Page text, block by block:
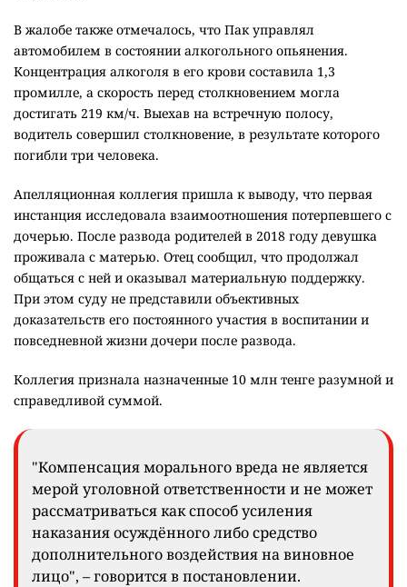
В жалобе также отмечалось, что Пак управлял
автомобилем в состоянии алкогольного опьянения.
Концентрация алкоголя в его крови составила 1,3
промилле, а скорость перед столкновением могла
достигать 219 км/ч. Выехав на встречную полосу,
водитель совершил столкновение, в результате которого
погибли три человека.
Апелляционная коллегия пришла к выводу, что первая
инстанция исследовала взаимоотношения потерпевшего с
дочерью. После развода родителей в 2018 году девушка
проживала с матерью. Отец сообщил, что продолжал
общаться с ней и оказывал материальную поддержку.
При этом суду не представили объективных
доказательств его постоянного участия в воспитании и
повседневной жизни дочери после развода.
Коллегия признала назначенные 10 млн тенге разумной и
справедливой суммой.
"Компенсация морального вреда не является
мерой уголовной ответственности и не может
рассматриваться как способ усиления
наказания осуждённого либо средство
дополнительного воздействия на виновное
лицо", – говорится в постановлении.